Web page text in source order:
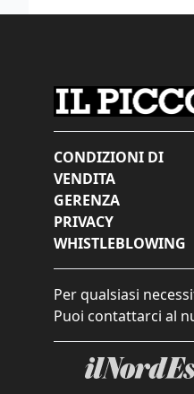
CONDIZIONI DI
VENDITA
GERENZA
PRIVACY
WHISTLEBLOWING
Per qualsiasi
Puoi contattarci al